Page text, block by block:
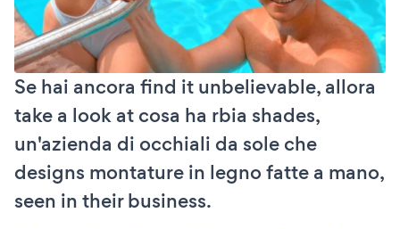
Se hai ancora find it unbelievable, allora
take a look at cosa ha rbia shades,
un'azienda di occhiali da sole che
designs montature in legno fatte a mano,
seen in their business.